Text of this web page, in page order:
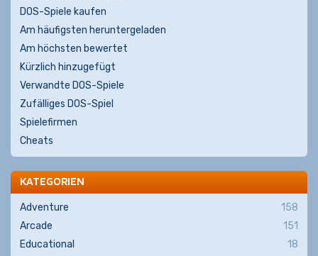
DOS-Spiele kaufen
Am häufigsten heruntergeladen
Am höchsten bewertet
Kürzlich hinzugefügt
Verwandte DOS-Spiele
Zufälliges DOS-Spiel
Spielefirmen
Cheats
KATEGORIEN
Adventure
158
Arcade
151
Educational
18